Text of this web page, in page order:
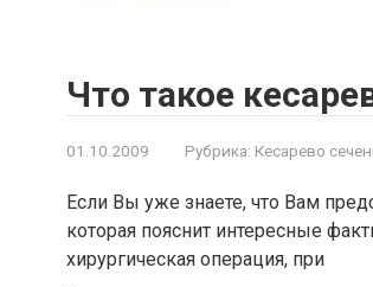
Что такое
01.10.2009 Рубрика: Кесарево
Если Вы уже знаете, что Вам
которая пояснит интересные
хирургическая операция, при